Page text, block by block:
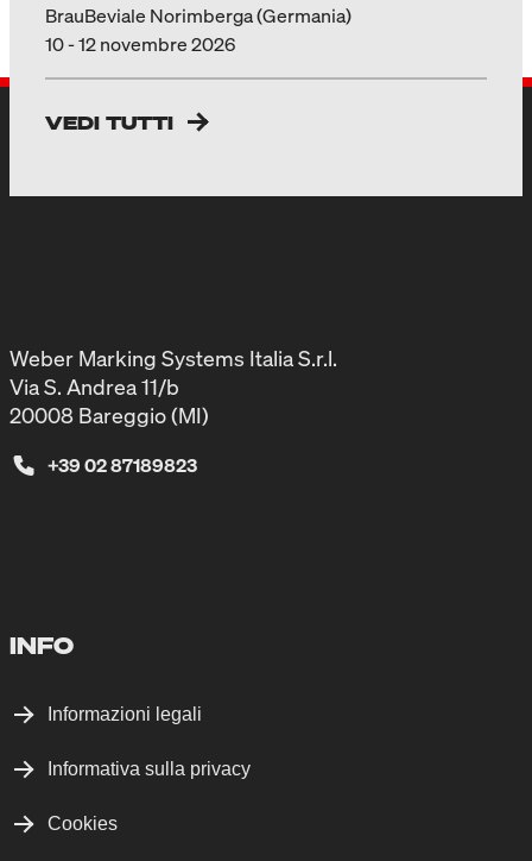
BrauBeviale Norimberga (Germania)
10 - 12 novembre 2026
VEDI TUTTI
Weber Marking Systems Italia S.r.l.
Via S. Andrea 11/b
20008 Bareggio (MI)
+39 02 87189823
INFO
Informazioni legali
Informativa sulla privacy
Cookies